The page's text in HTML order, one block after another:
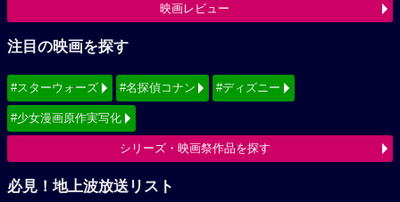
映画レビュー
注目の映画を探す
#スターウォーズ #名探偵コナン #ディズニー
#少女漫画原作実写化
シリーズ・映画祭作品を探す
必見！地上波放送リスト